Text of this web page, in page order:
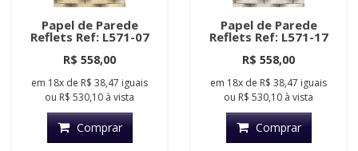
Papel de Parede
Reflets Ref: L571-07
R$ 558,00
em 18x de R$ 38,47 iguais
ou R$ 530,10 à vista
Comprar
Papel de Parede
Reflets Ref: L571-17
R$ 558,00
em 18x de R$ 38,47 iguais
ou R$ 530,10 à vista
Comprar